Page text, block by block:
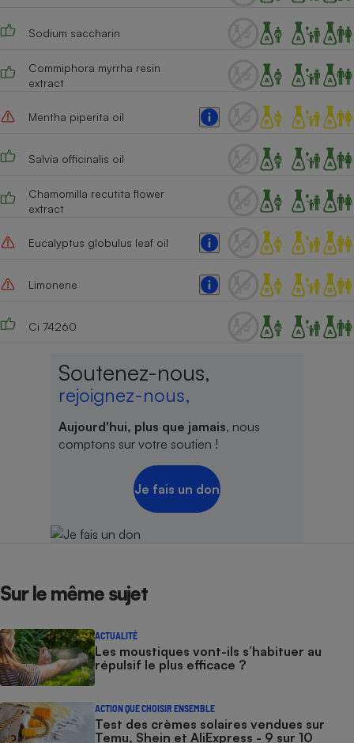
Sodium saccharin
Commiphora myrrha resin
extract
Mentha piperita oil
Salvia officinalis oil
Chamomilla recutita flower
extract
Eucalyptus globulus leaf oil
Limonene
Ci 74260
Soutenez-nous,
rejoignez-nous,
Aujourd'hui, plus que jamais, nous
comptons sur votre soutien !
Je fais un don
Sur le même sujet
ACTUALITÉ
Les moustiques vont-ils s’habituer au
répulsif le plus efficace ?
ACTION QUE CHOISIR ENSEMBLE
Test des crèmes solaires vendues sur
Temu, Shein et AliExpress - 9 sur 10